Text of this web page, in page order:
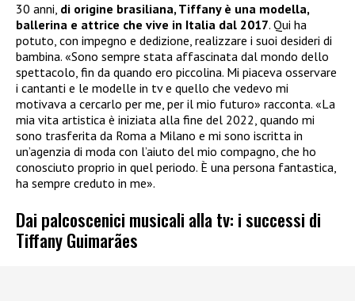
30 anni, di origine brasiliana, Tiffany è una modella,
ballerina e attrice che vive in Italia dal 2017. Qui ha
potuto, con impegno e dedizione, realizzare i suoi desideri di
bambina. «Sono sempre stata affascinata dal mondo dello
spettacolo, fin da quando ero piccolina. Mi piaceva osservare
i cantanti e le modelle in tv e quello che vedevo mi
motivava a cercarlo per me, per il mio futuro» racconta. «La
mia vita artistica è iniziata alla fine del 2022, quando mi
sono trasferita da Roma a Milano e mi sono iscritta in
un’agenzia di moda con l’aiuto del mio compagno, che ho
conosciuto proprio in quel periodo. È una persona fantastica,
ha sempre creduto in me».
Dai palcoscenici musicali alla tv: i successi di
Tiffany Guimarães